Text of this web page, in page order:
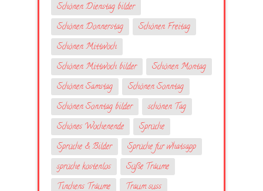
Schönen Dienstag bilder
Schönen Donnerstag
Schönen Freitag
Schönen Mittwoch
Schönen Mittwoch bilder
Schönen Montag
Schönen Samstag
Schönen Sonntag
Schönen Sonntag bilder
schönen Tag
Schönes Wochenende
Sprüche
Sprüche & Bilder
Sprüche fur whatsapp
sprüche kostenlos
Süße Träume
Tinchens Träume
Traum suss